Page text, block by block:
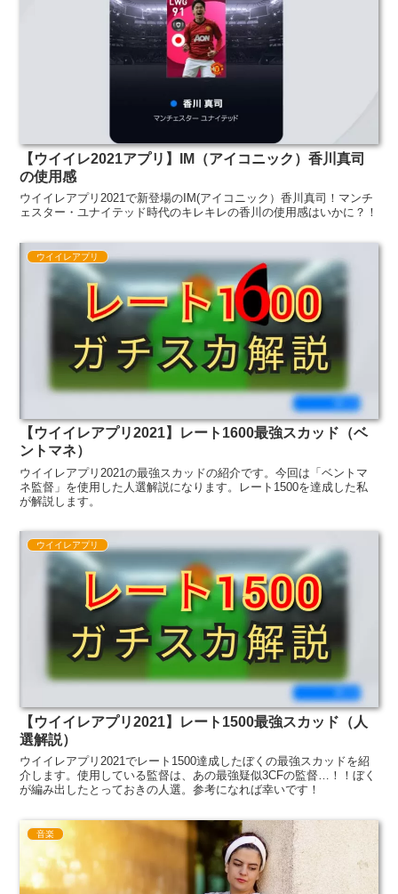
【ウイイレ2021アプリ】IM（アイコニック）香川真司
の使用感
ウイイレアプリ2021で新登場のIM(アイコニック）香川真司！マンチ
ェスター・ユナイテッド時代のキレキレの香川の使用感はいかに？！
ウイイレアプリ
【ウイイレアプリ2021】レート1600最強スカッド（ベ
ントマネ）
ウイイレアプリ2021の最強スカッドの紹介です。今回は「ベントマ
ネ監督」を使用した人選解説になります。レート1500を達成した私
が解説します。
ウイイレアプリ
【ウイイレアプリ2021】レート1500最強スカッド（人
選解説）
ウイイレアプリ2021でレート1500達成したぼくの最強スカッドを紹
介します。使用している監督は、あの最強疑似3CFの監督…！！ぼく
が編み出したとっておきの人選。参考になれば幸いです！
音楽